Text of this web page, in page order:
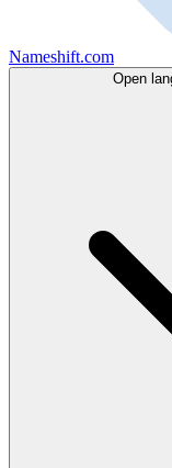
Nameshift.com
Open